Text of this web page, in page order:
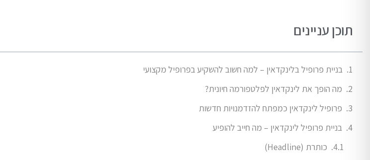
תוכן עניינים
בניית פרופיל בלינקדאין – למה חשוב להשקיע בפרופיל מקצועי
מה הופך את לינקדאין לפלטפורמה חיונית?
פרופיל לינקדאין כמפתח להזדמנויות חדשות
בניית פרופיל לינקדאין – מה חייב להופיע
כותרת (Headline)